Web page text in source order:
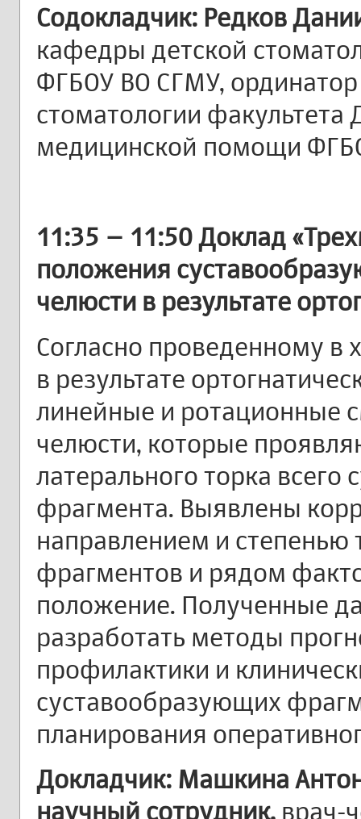
Содокладчик: Редков
кафедры детской
ФГБОУ ВО СГМУ,
стоматологии
медицинской помощи
11:35 – 11:50 Доклад
положения
челюсти в результате
Согласно проведенному в
в результате
линейные и ротационные
челюсти, которые
латерального торка
фрагмента. Выявлены
направлением и
фрагментов и рядом
положение. Полученные
разработать методы
профилактики и
суставообразующих
планирования
Докладчик: Машкина
научный сотрудник, врач-